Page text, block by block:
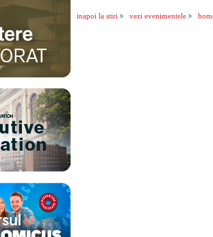
inapoi la stiri vezi evenimentele